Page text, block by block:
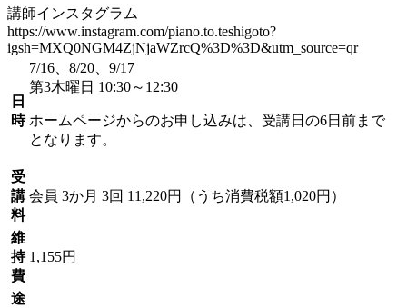
講師インスタグラム
https://www.instagram.com/piano.to.teshigoto?
igsh=MXQ0NGM4ZjNjaWZrcQ%3D%3D&utm_source=qr
日
時
7/16、8/20、9/17
第3木曜日 10:30～12:30
ホームページからのお申し込みは、受講日の6日前まで
となります。
受
講
料
会員 3か月 3回 11,220円（うち消費税額1,020円）
維
持
費
1,155円
途